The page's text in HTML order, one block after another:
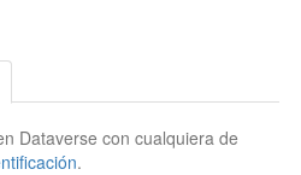
Dataverse con cualquiera de
.